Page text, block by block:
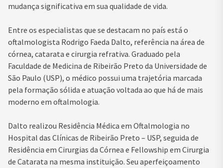
mudança significativa em sua qualidade de vida.
Entre os especialistas que se destacam no país está o
oftalmologista Rodrigo Faeda Dalto, referência na área de
córnea, catarata e cirurgia refrativa. Graduado pela
Faculdade de Medicina de Ribeirão Preto da Universidade de
São Paulo (USP), o médico possui uma trajetória marcada
pela formação sólida e atuação voltada ao que há de mais
moderno em oftalmologia.
Dalto realizou Residência Médica em Oftalmologia no
Hospital das Clínicas de Ribeirão Preto – USP, seguida de
Residência em Cirurgias da Córnea e Fellowship em Cirurgia
de Catarata na mesma instituição. Seu aperfeiçoamento